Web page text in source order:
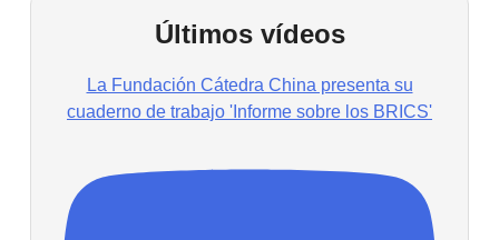
Últimos vídeos
La Fundación Cátedra China presenta su
cuaderno de trabajo 'Informe sobre los BRICS'